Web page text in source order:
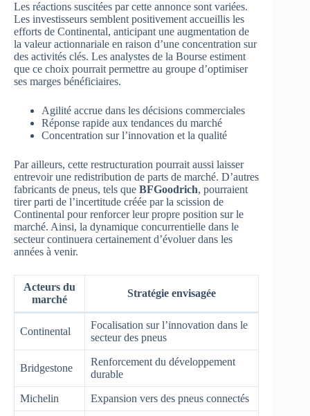
Les réactions suscitées par cette annonce sont variées.
Les investisseurs semblent positivement accueillis les
efforts de Continental, anticipant une augmentation de
la valeur actionnariale en raison d’une concentration sur
des activités clés. Les analystes de la Bourse estiment
que ce choix pourrait permettre au groupe d’optimiser
ses marges bénéficiaires.
Agilité accrue dans les décisions commerciales
Réponse rapide aux tendances du marché
Concentration sur l’innovation et la qualité
Par ailleurs, cette restructuration pourrait aussi laisser
entrevoir une redistribution de parts de marché. D’autres
fabricants de pneus, tels que BFGoodrich, pourraient
tirer parti de l’incertitude créée par la scission de
Continental pour renforcer leur propre position sur le
marché. Ainsi, la dynamique concurrentielle dans le
secteur continuera certainement d’évoluer dans les
années à venir.
Acteurs du
marché
Stratégie envisagée
Continental
Focalisation sur l’innovation dans le
secteur des pneus
Bridgestone
Renforcement du développement
durable
Michelin Expansion vers des pneus connectés